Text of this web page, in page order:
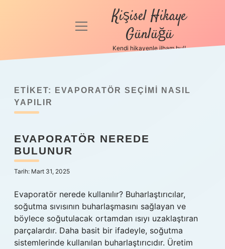
Anasayfa
Politikası
Yasal Uyarı
Hakkımızda
menüyü
Kişisel Hikaye
Günlüğü
Kendi hikayenle ilham bul!
ETIKET:
EVAPORATÖR SEÇIMI NASIL
YAPILIR
EVAPORATÖR NEREDE
BULUNUR
Tarih: Mart 31, 2025
Evaporatör nerede kullanılır? Buharlaştırıcılar,
soğutma sıvısının buharlaşmasını sağlayan ve
böylece soğutulacak ortamdan ısıyı uzaklaştıran
parçalardır. Daha basit bir ifadeyle, soğutma
sistemlerinde kullanılan buharlaştırıcıdır. Üretim